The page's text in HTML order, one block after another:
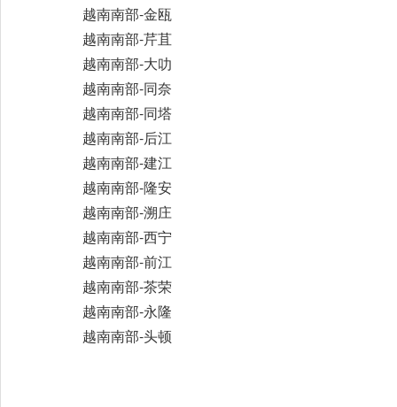
越南南部-金瓯
越南南部-芹苴
越南南部-大叻
越南南部-同奈
越南南部-同塔
越南南部-后江
越南南部-建江
越南南部-隆安
越南南部-溯庄
越南南部-西宁
越南南部-前江
越南南部-茶荣
越南南部-永隆
越南南部-头顿